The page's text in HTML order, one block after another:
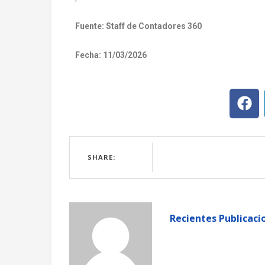
Fuente: Staff de Contadores 360
Fecha: 11/03/2026
SHARE:
Recientes